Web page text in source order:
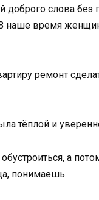
доброго слова без
наше время
ремонт
тёплой и
а
понимаешь.